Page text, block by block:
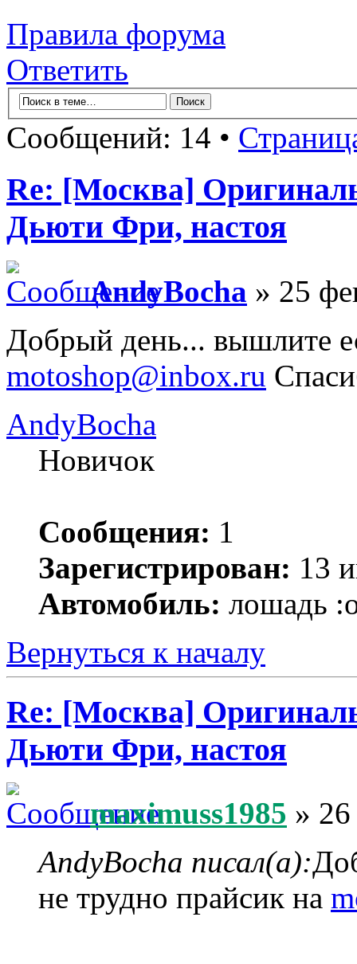
Правила форума
Ответить
Сообщений: 14 •
Re: [Москва]
Дьюти Фри, настоя
AndyBocha » 25
Добрый день... вышлите
motoshop@inbox.ru
AndyBocha
Новичок
Сообщения: 1
Зарегистрирован: 13
Автомобиль: лошадь
Вернуться к началу
Re: [Москва]
Дьюти Фри, настоя
maximuss1985 »
AndyBocha писал(а):
не трудно прайсик на